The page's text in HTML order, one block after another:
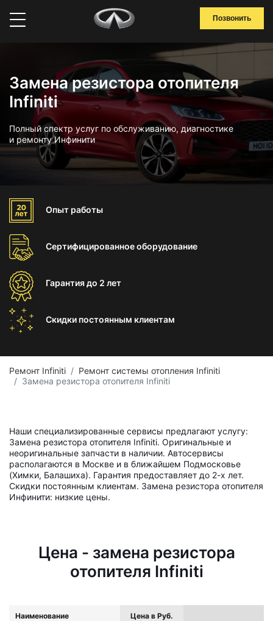
Позвонить
Замена резистора отопителя
Infiniti
Полный спектр услуг по обслуживанию, диагностике
и ремонту Инфинити
Опыт работы
Сертифицированноеоборудование
Гарантиядо 2 лет
Скидки постоянным клиентам
Ремонт Infiniti
Ремонт системы отопления Infiniti
Замена резистора отопителя Infiniti
Наши специализированные сервисы предлагают услугу:
Замена резистора отопителя Infiniti. Оригинальные и
неоригинальные запчасти в наличии. Автосервисы
располагаются в Москве и в ближайшем Подмосковье
(Химки, Балашиха). Гарантия предоставляет до 2-х лет.
Скидки постоянным клиентам. Замена резистора отопителя
Инфинити: низкие цены.
Цена - замена резистора
отопителя Infiniti
Наименование Цена в Руб.